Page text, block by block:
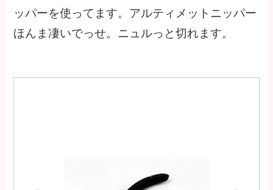
ッパーを使ってます。アルティメットニッパー
ほんま凄いでっせ。ニュルっと切れます。